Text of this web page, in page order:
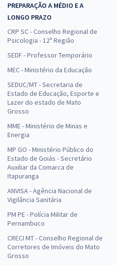
PREPARAÇÃO A MÉDIO E A
LONGO PRAZO
CRP SC - Conselho Regional de
Psicologia - 12ª Região
SEDF - Professor Temporário
MEC - Ministério da Educação
SEDUC/MT - Secretaria de
Estado de Educação, Esporte e
Lazer do estado de Mato
Grosso
MME - Ministério de Minas e
Energia
MP GO - Ministério Público do
Estado de Goiás - Secretário
Auxiliar da Comarca de
Itapuranga
ANVISA - Agência Nacional de
Vigilância Sanitária
PM PE - Polícia Militar de
Pernambuco
CRECI MT - Conselho Regional de
Corretores de Imóveis do Mato
Grosso